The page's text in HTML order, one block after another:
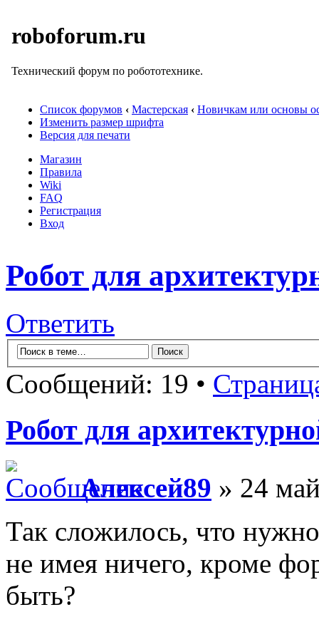
roboforum.ru
Технический форум по робототехнике.
Список форумов ‹ Мастерская ‹ Новичкам или основы
Изменить размер шрифта
Версия для печати
Магазин
Правила
Wiki
FAQ
Регистрация
Вход
Робот для
Ответить
Сообщений: 19 •
Робот для
Алексей89 » 24
Так сложилось, что
не имея ничего, кроме
быть?